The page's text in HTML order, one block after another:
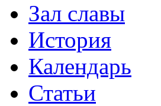
Зал славы
История
Календарь
Статьи